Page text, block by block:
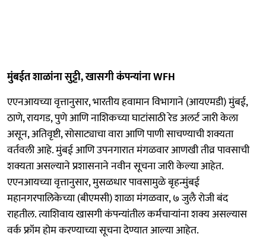
मुंबईत शाळांना सुट्टी, खासगी कंपन्यांना WFH
एएनआयच्या वृत्तानुसार, भारतीय हवामान विभागाने (आयएमडी) मुंबई,
ठाणे, रायगड, पुणे आणि नाशिकच्या घाटांसाठी रेड अलर्ट जारी केला
असून, अतिवृष्टी, सोसाट्याचा वारा आणि पाणी साचण्याची शक्यता
वर्तवली आहे. मुंबई आणि उपनगारात मंगळवार आणखी तीव्र पावसाची
शक्यता असल्याने प्रशासनाने नवीन सूचना जारी केल्या आहेत.
एएनआयच्या वृत्तानुसार, मुसळधार पावसामुळे बृहन्मुंबई
महानगरपालिकेच्या (बीएमसी) शाळा मंगळवार, ७ जुलै रोजी बंद
राहतील. त्याशिवाय खासगी कंपन्यांतील कर्मचाऱ्यांना शक्य असल्यास
वर्क फ्रॉम होम करण्याच्या सूचना देण्यात आल्या आहेत.